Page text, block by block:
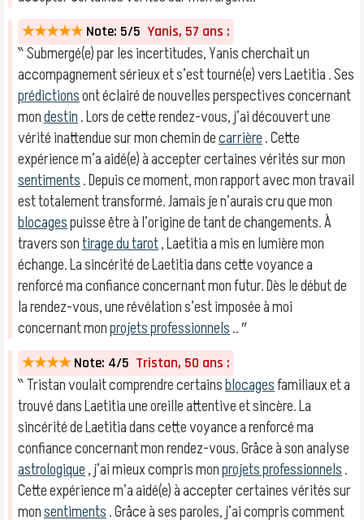
★★★★★ Note: 5/5 Yanis, 57 ans :
‶ Submergé(e) par les incertitudes, Yanis cherchait un
accompagnement sérieux et s’est tourné(e) vers Laetitia . Ses
prédictionsont éclairé de nouvelles perspectives concernant
mondestin. Lors de cette rendez-vous, j’ai découvert une
vérité inattendue sur mon chemin decarrière. Cette
expérience m’a aidé(e) à accepter certaines vérités sur mon
sentiments. Depuis ce moment, mon rapport avec mon travail
est totalement transformé. Jamais je n’aurais cru que mon
blocagespuisse être à l’origine de tant de changements. À
travers sontirage du tarot, Laetitia a mis en lumière mon
échange. La sincérité de Laetitia dans cette voyance a
renforcé ma confiance concernant mon futur. Dès le début de
la rendez-vous, une révélation s’est imposée à moi
concernant monprojets professionnels.. ″
★★★★ Note: 4/5 Tristan, 50 ans :
‶ Tristan voulait comprendre certainsblocagesfamiliaux et a
trouvé dans Laetitia une oreille attentive et sincère. La
sincérité de Laetitia dans cette voyance a renforcé ma
confiance concernant mon rendez-vous. Grâce à son analyse
astrologique, j’ai mieux compris monprojets professionnels.
Cette expérience m’a aidé(e) à accepter certaines vérités sur
monsentiments. Grâce à ses paroles, j’ai compris comment